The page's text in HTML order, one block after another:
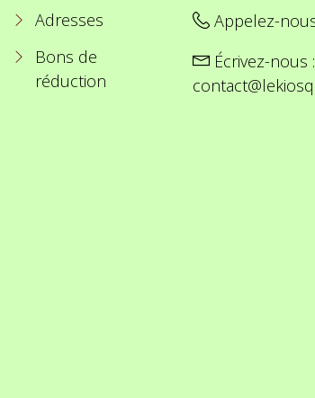
Adresses
Bons de
réduction
Appelez-
Écrivez-nous :